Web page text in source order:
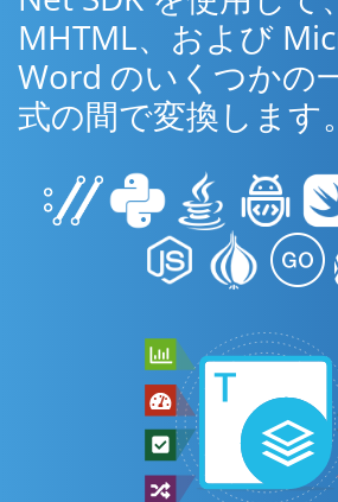
MHTML、および
Word のいくつかの
式の間で変換します。